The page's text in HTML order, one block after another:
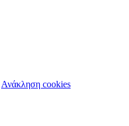
Ανάκληση cookies